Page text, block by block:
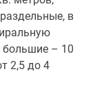
в
большие – 10
2,5 до 4